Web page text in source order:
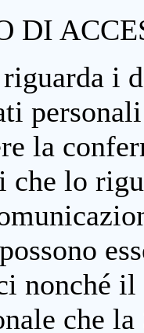
DI
i
la
che lo
nonché
che